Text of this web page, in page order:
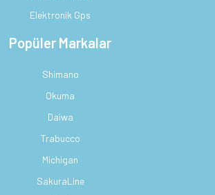
Elektronik Gps
Popüler Markalar
Shimano
Okuma
Daiwa
Trabucco
Michigan
SakuraLine